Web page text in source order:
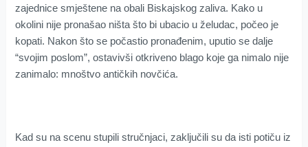
zajednice smještene na obali Biskajskog zaliva. Kako u
okolini nije pronašao ništa što bi ubacio u želudac, počeo je
kopati. Nakon što se počastio pronađenim, uputio se dalje
“svojim poslom”, ostavivši otkriveno blago koje ga nimalo nije
zanimalo: mnoštvo antičkih novčića.
Kad su na scenu stupili stručnjaci, zaključili su da isti potiču iz